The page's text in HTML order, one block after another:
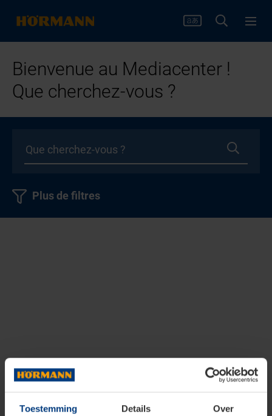
Toestemming Details Over
Bienvenue au Mediacenter !
Que cherchez-vous ?
Plus de filtres